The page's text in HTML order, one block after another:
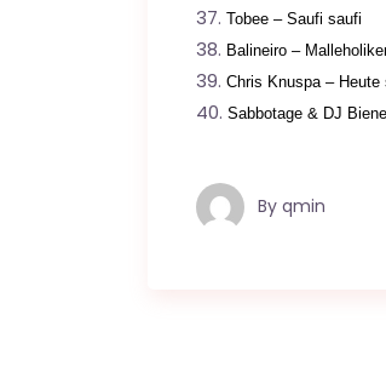
Tobee – Saufi saufi
Balineiro –
Chris Knuspa –
Sabbotage & DJ
By qmin